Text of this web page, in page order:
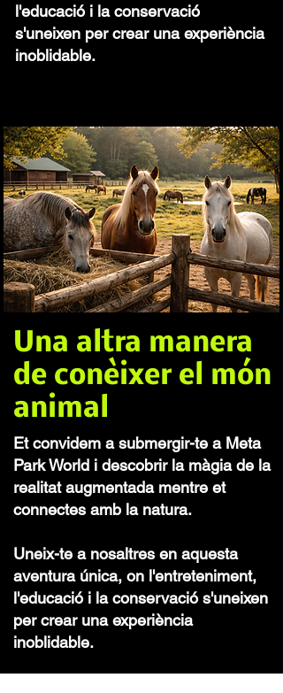
l'educació i la conservació
s'uneixen per crear una experiència
inoblidable.
Una altra manera
de conèixer el món
animal
Et convidem a submergir-te a Meta
Park World i descobrir la màgia de la
realitat augmentada mentre et
connectes amb la natura.
Uneix-te a nosaltres en aquesta
aventura única, on l'entreteniment,
l'educació i la conservació s'uneixen
per crear una experiència
inoblidable.